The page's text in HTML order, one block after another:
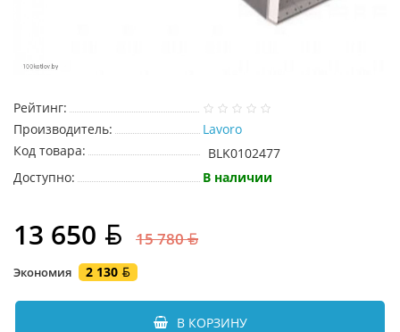
Рейтинг:
Производитель:
Lavoro
Код товара:
BLK0102477
Доступно:
В наличии
13 650 15 780
Экономия 2 130
В КОРЗИНУ